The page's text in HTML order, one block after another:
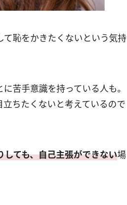
恥をかきたくないという気持
苦手意識を持っている人も。
ちたくないと考えているので
ても、自己主張ができない場